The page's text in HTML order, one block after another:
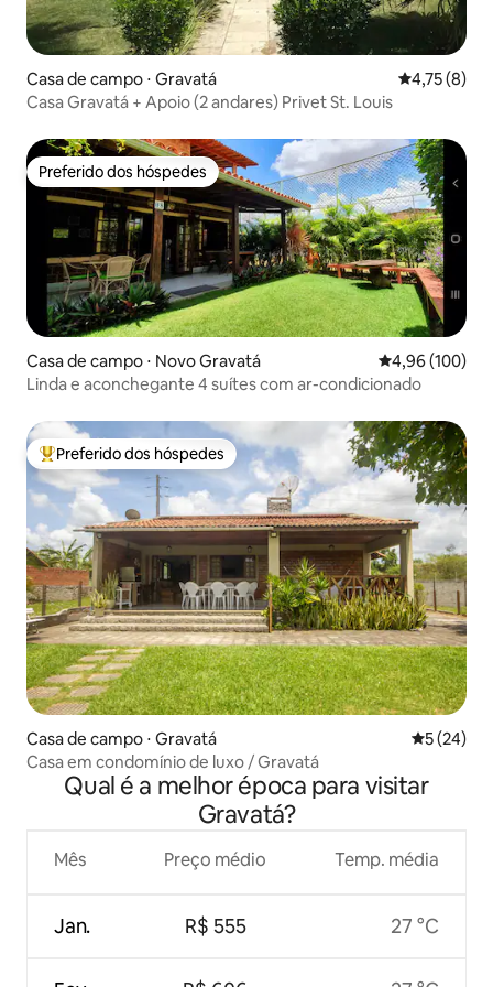
Casa de campo ⋅ Gravatá 4,75 de
4,75 (8)
Casa Gravatá + Apoio (2 andares) Privet St. Louis
Preferido dos hóspedes
Preferido dos hóspedes
Casa de campo ⋅ Novo Gravatá 4,96 de uma
4,96 (100)
Linda e aconchegante 4 suítes com ar-condicionado
Entre os melhores preferidos dos hóspedes
Preferido dos hóspedes
Casa de campo ⋅ Gravatá 5 de uma
5 (24)
Casa em condomínio de luxo / Gravatá
Qual é a melhor época para visitar
Gravatá?
Mês
Jan.
Preço médio
R$ 555
Temp. média
27 °C